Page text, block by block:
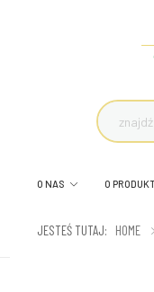
O NAS O
JESTEŚ TUTAJ: HOME